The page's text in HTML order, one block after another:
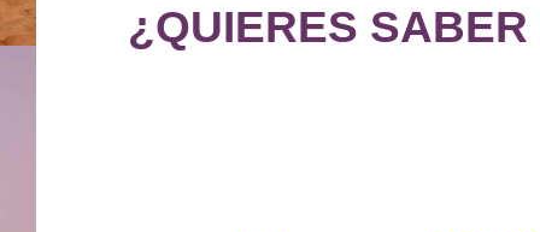
¿QUIERES